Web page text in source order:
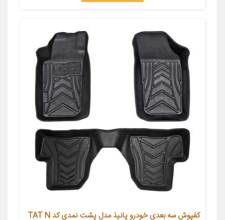
کفپوش سه بعدی خودرو پانیذ مدل پشت نمدی کد TAT N